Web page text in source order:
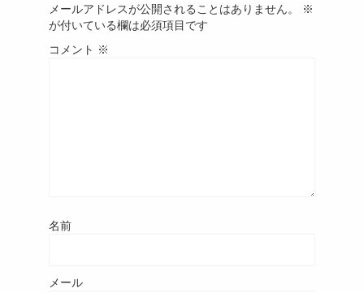
メールアドレスが公開されることはありません。
※
が付いている欄は必須項目です
コメント ※
名前
メール